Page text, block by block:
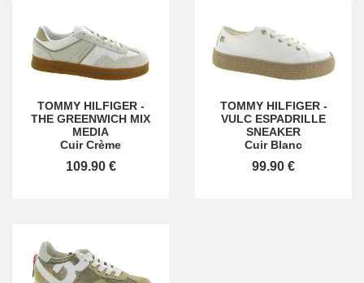
TOMMY HILFIGER-
THE GREENWICH MIX
MEDIA
Cuir Crème
109.90 €
TOMMY HILFIGER-
VULC ESPADRILLE
SNEAKER
Cuir Blanc
99.90 €